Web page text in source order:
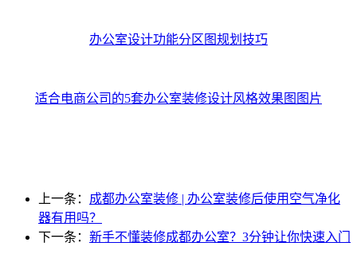
办公室设计功能分区图规划技巧
适合电商公司的5套办公室装修设计风格效果图图片
上一条： 成都办公室装修 | 办公室装修后使用空气净化
器有用吗？
下一条： 新手不懂装修成都办公室？3分钟让你快速入门